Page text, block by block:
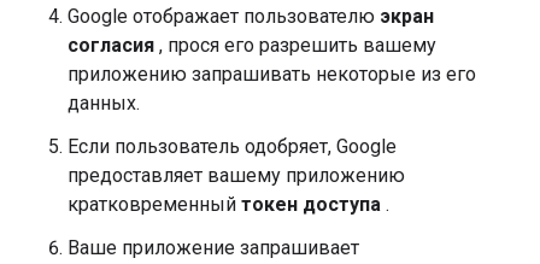
Google отображает пользователю экран
согласия , прося его разрешить вашему
приложению запрашивать некоторые из его
данных.
Если пользователь одобряет, Google
предоставляет вашему приложению
кратковременный токен доступа .
Ваше приложение запрашивает